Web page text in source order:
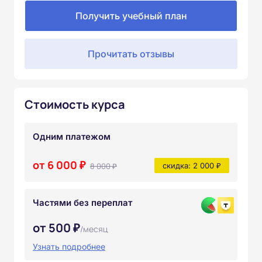
Получить учебный план
Прочитать отзывы
Стоимость курса
Одним платежом
от 6 000 ₽ 8 000 ₽ скидка: 2 000 ₽
Частями без переплат
от 500 ₽/месяц
Узнать подробнее